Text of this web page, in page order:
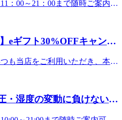
。受付時にお疲れに合ったコー
すので、お気軽にお越しくださ
それ以上の方は90分以上のコー
!【肩甲骨ストレッチ】と【骨
&gt;西新井駅から徒歩3分!!〒
トをお支払い時に利用すること
ント取得日から365日間 リラ
ィケアやフットケアに加え様々
ます。【メインコース】●ボデ
、血行と老廃物の排出を促しま
器や器官と繋がっているとされ
ほぐしながら刺激し活性化を促
動域も向上させます。 【オプ
●ネックリンパケア：温感クリ
円（税込）3,000円 ︎ 2,100円
オンラインで手軽に贈れるe
人にプレゼントできます。 ▼eギ
：Re.Ra.Ku 一部店舗のみ※購
可能店舗を必ずご確認ください
リラク公式ホームページの利用
）
保つためにも、しっかりケアし
はメインコースのボディケア
や目の周りをほぐし、眼精疲労
リンパケア：温感クリームやジ
を流していきます。●オイルハ
：腸の動きの活性化を促しま
、お試しくださいね♪ いろいろ
：00～21：00まで随時ご案内可
ご案内可能です。（最終受付
勤スタッフ:石井・小森・石田---
こ
す！！大切な人へ“癒やしの時
の日にもぴったりな、eギフト
体もリフレッシュできる時間」
とう」「お疲れ様」の気持ちを
？開催期間：2026年6月13日
eギフト30%OFFキャンペ
も当店をご利用いただき、本当
れ様」の気持ちをどのように伝
のもいいけれど、たまには心も
をプレゼントしたいな…」そん
・湿度の変動に負けないお